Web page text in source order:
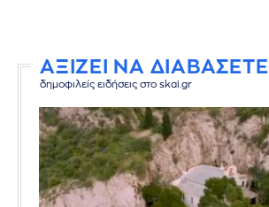
ΑΞΙΖΕΙ ΝΑ ΔΙΑΒΑΣΕΤΕ
δημοφιλείς ειδήσεις στο skai.gr